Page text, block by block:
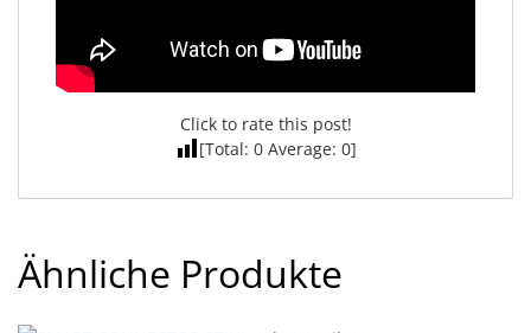
Click to rate this post!
[Total: 0Average: 0]
Ähnliche Produkte